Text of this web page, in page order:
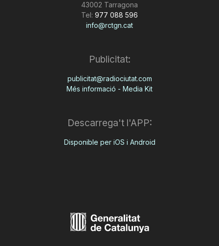
43002 Tarragona
Tel: 977 088 596
info@rctgn.cat
Publicitat:
publicitat@radiociutat.com
Més informació - Media Kit
Descarrega't l'APP:
Disponible per iOS i Android